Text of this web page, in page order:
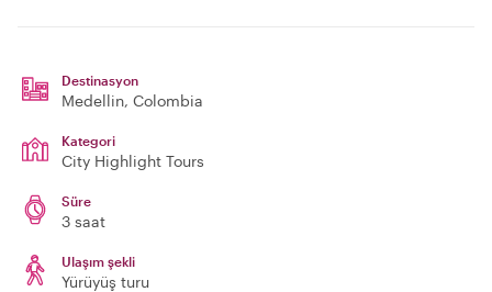
Destinasyon
Medellin, Colombia
Kategori
City Highlight Tours
Süre
3 saat
Ulaşım şekli
Yürüyüş turu